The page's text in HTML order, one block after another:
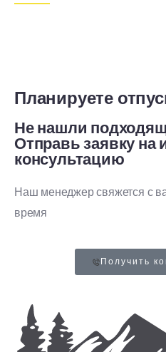
Планируете
Не нашли
Отправь заявку
консультацию
Наш менеджер свяжется с
время
Получить